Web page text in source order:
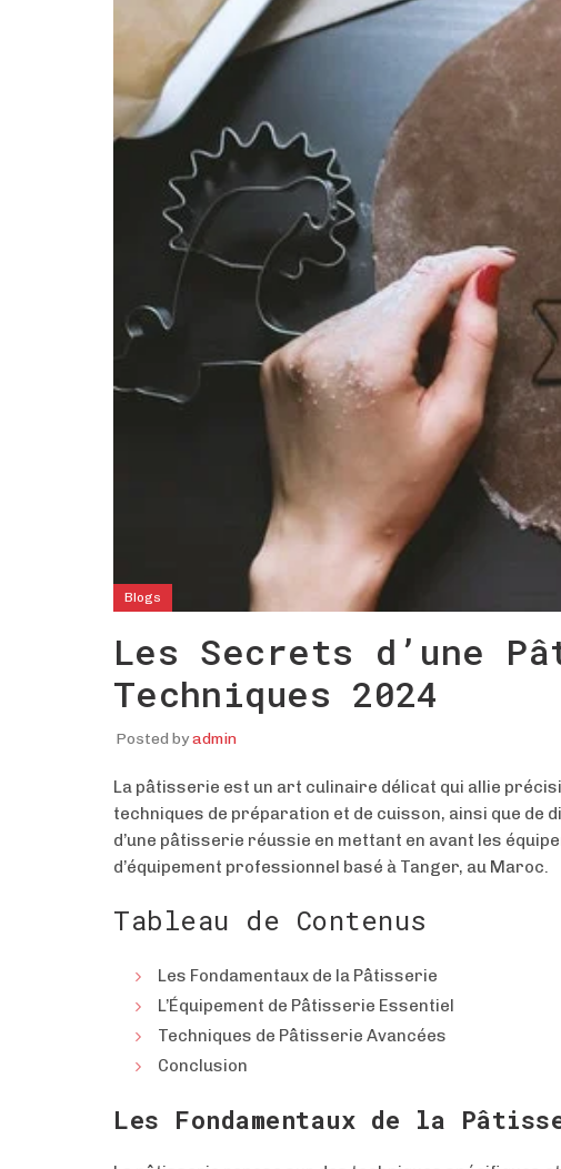
Blogs
Les Secrets d’une
Techniques 2024
Posted byadmin
La pâtisserie est un art culinaire délicat qui allie
techniques de préparation et de cuisson, ainsi que
d’une pâtisserie réussie en mettant en avant les
d’équipement professionnel basé à Tanger, au Maroc.
Tableau de Contenus
Les Fondamentaux de la Pâtisserie
L’Équipement de Pâtisserie Essentiel
Techniques de Pâtisserie Avancées
Conclusion
Les Fondamentaux de la